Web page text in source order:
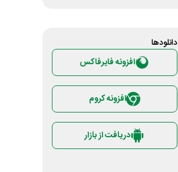
دانلود‌ها
افزونه فایرفاکس
افزونه کروم
دریافت از بازار